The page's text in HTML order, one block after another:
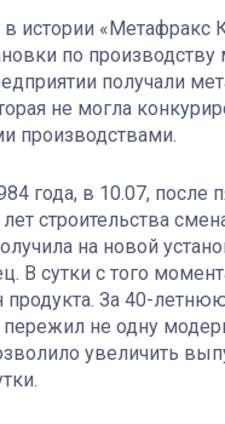
истории «Метафракс
по производству
получали
не могла
производствами.
года, в 10.07, после
строительства
на новой
В сутки с того
продукта. За 40-
не одну
увеличить